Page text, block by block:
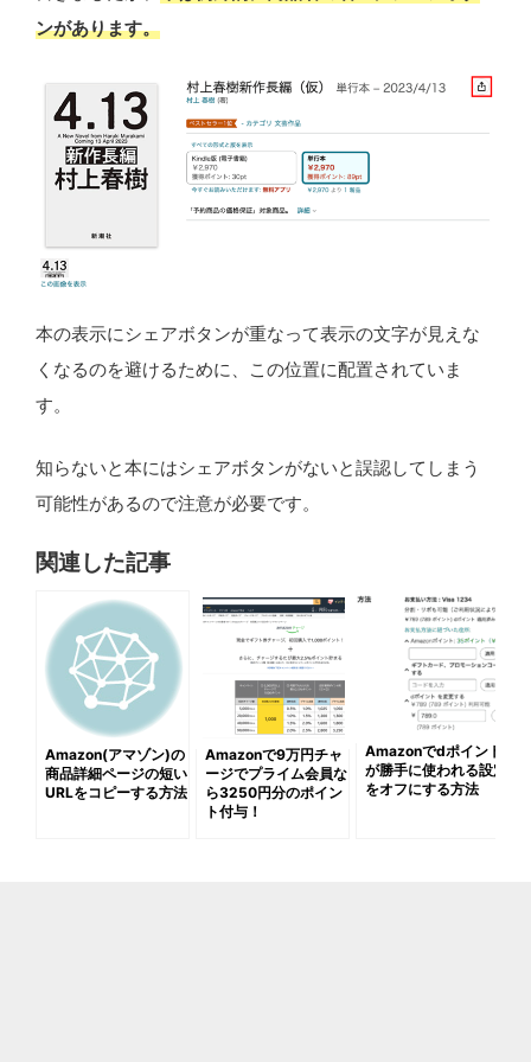
ンがあります。
本の表示にシェアボタンが重なって表示の文字が見えな
くなるのを避けるために、この位置に配置されていま
す。
知らないと本にはシェアボタンがないと誤認してしまう
可能性があるので注意が必要です。
関連した記事
Amazon(アマゾン)の
商品詳細ページの短い
URLをコピーする方法
Amazonで9万円チャ
ージでプライム会員な
ら3250円分のポイン
ト付与！
Amazonでdポイント
が勝手に使われる設定
をオフにする方法